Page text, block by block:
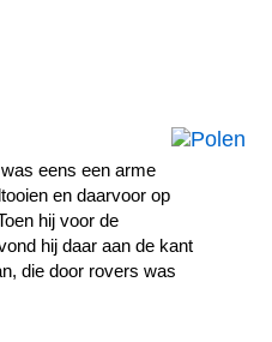
eens een arme
en daarvoor op
hij voor de
hij daar aan de kant
die door rovers was